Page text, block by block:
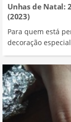
Unhas de Natal:
(2023)
Para quem está
decoração